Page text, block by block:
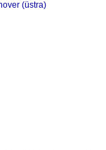
(üstra)